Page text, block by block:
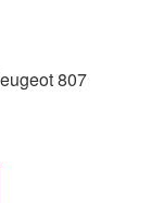
807